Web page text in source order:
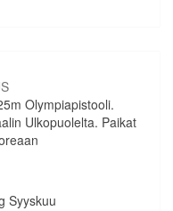
Olympiapistooli.
Ulkopuolelta. Paikat
Syyskuu